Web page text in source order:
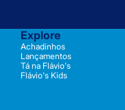
Explore
Achadinhos
Lançamentos
Tá na Flávio's
Flávio's Kids